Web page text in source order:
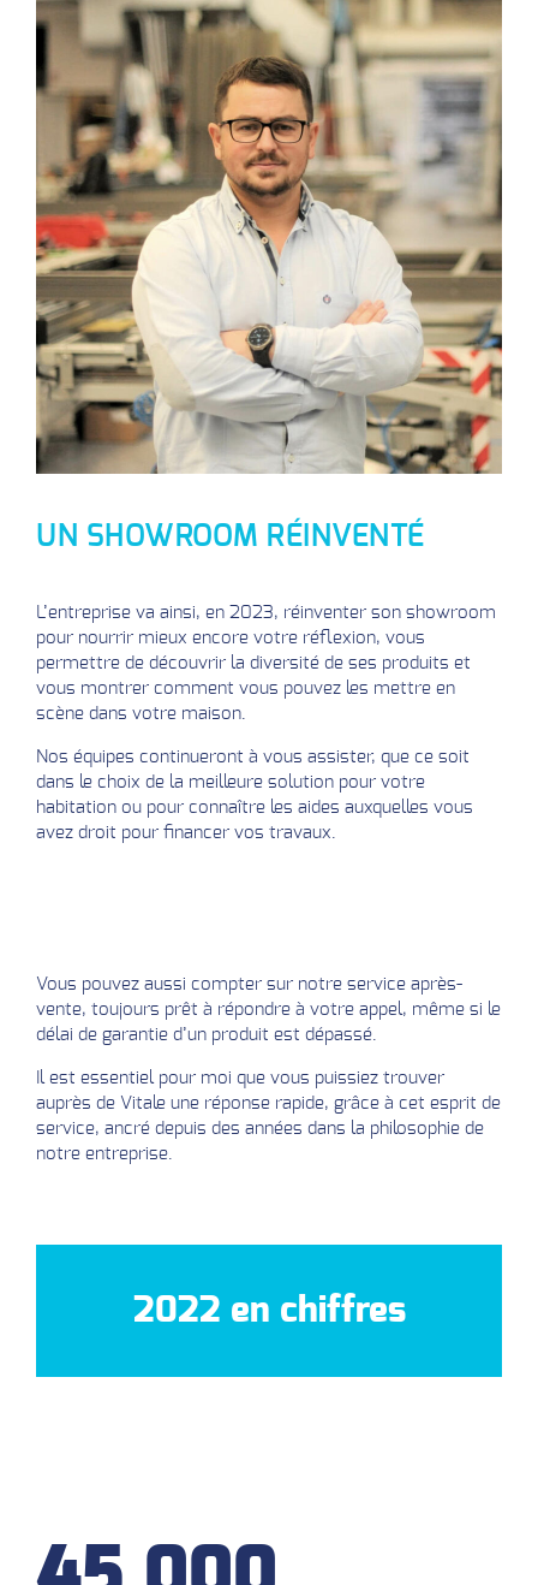
UN SHOWROOM RÉINVENTÉ
L’entreprise va ainsi, en 2023, réinventer son showroom
pour nourrir mieux encore votre réflexion, vous
permettre de découvrir la diversité de ses produits et
vous montrer comment vous pouvez les mettre en
scène dans votre maison.
Nos équipes continueront à vous assister, que ce soit
dans le choix de la meilleure solution pour votre
habitation ou pour connaître les aides auxquelles vous
avez droit pour financer vos travaux.
Vous pouvez aussi compter sur notre service après-
vente, toujours prêt à répondre à votre appel, même si le
délai de garantie d’un produit est dépassé.
Il est essentiel pour moi que vous puissiez trouver
auprès de Vitale une réponse rapide, grâce à cet esprit de
service, ancré depuis des années dans la philosophie de
notre entreprise.
2022 en chiffres